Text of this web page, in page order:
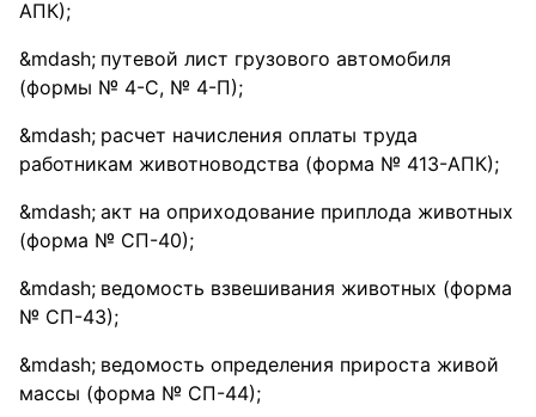
АПК);
путевой лист грузового автомобиля
(формы № 4-С, № 4-П);
расчет начисления оплаты труда
работникам животноводства (форма № 413-АПК);
акт на оприходование приплода животных
(форма № СП-40);
ведомость взвешивания животных (форма
№ СП-43);
ведомость определения прироста живой
массы (форма № СП-44);